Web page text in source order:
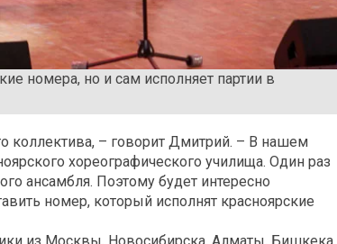
номера, но и сам исполняет партии в
коллектива, – говорит Дмитрий. – В нашем
хореографического училища. Один раз
ансамбля. Поэтому будет интересно
номер, который исполнят красноярские